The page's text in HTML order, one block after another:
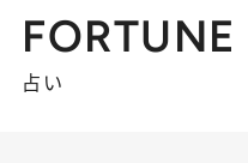
FORTUNE
占い